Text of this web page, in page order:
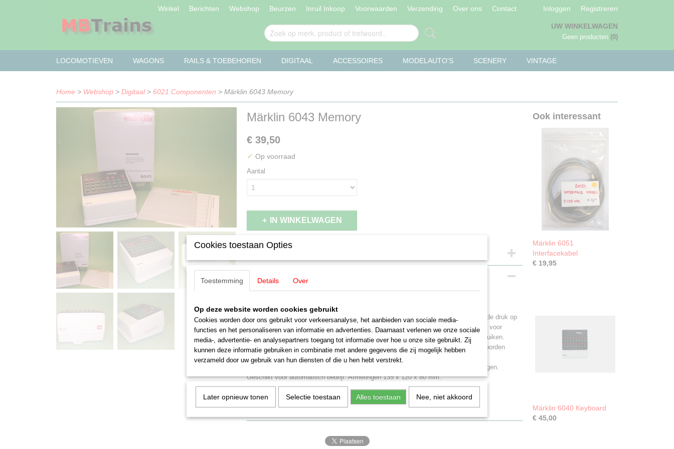
Winkel Berichten Webshop Beurzen Inruil Inkoop Voorwaarden Verzending Over ons Contact Inloggen Registreren
UW WINKELWAGEN
Geen producten (0)
LOCOMOTIEVEN WAGONS RAILS & TOEBEHOREN DIGITAAL ACCESSOIRES MODELAUTO'S SCENERY VINTAGE
Home > Webshop > Digitaal> 6021 Componenten > Märklin 6043 Memory
Märklin 6043 Memory
€ 39,50
✓ Op voorraad
Aantal
IN WINKELWAGEN
Specificaties
EAN code
Productcode leverancier
Staat
Gebruikt
Rijwegschakelbord. Het schakelen van meerdere elektrische accessoires kan met de druk op
één toets bediend worden. Slaat in elk van de 24 mogelijke rijwegen de stelbevelen voor
maximaal 20 wissels of seinen op. Maximaal 4 memory's op de control unit te gebruiken.
Invoer van de stelbevelen via keyboard of interface. Bedrijf ook zonder de schakelborden
mogelijk. Weergave van de actueel opgeroepen rijwegen door LED's.
Na afschakelen van de baan blijven de rijwegen en de laatst actuele stand opgeslagen.
Geschikt voor automatisch bedrijf. Afmetingen 135 x 120 x 80 mm.
- Totale programma 2000 / 2006
Nieuwstaat!
Ook interessant
Märklin 6051
Interfacekabel
€ 19,95
Märklin 6040 Keyboard
€ 45,00
Cookies toestaan Opties
Toestemming Details Over
Op deze website worden cookies gebruikt
Cookies worden door ons gebruikt voor verkeersanalyse, het aanbieden van sociale media-
functies en het personaliseren van informatie en advertenties. Daarnaast verlenen we onze sociale
media-, advertentie- en analysepartners toegang tot informatie over hoe u onze site gebruikt. Zij
kunnen deze informatie gebruiken in combinatie met andere gegevens die zij mogelijk hebben
verzameld door uw gebruik van hun diensten of die u hen hebt verstrekt.
Later opnieuw tonen Selectie toestaan Alles toestaan Nee, niet akkoord